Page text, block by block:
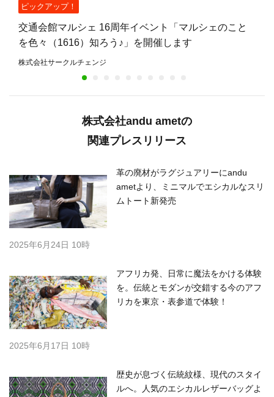
ピックアップ！
交通会館マルシェ 16周年イベント「マルシェのこと
を色々（1616）知ろう♪」を開催します
株式会社サークルチェンジ
株式会社andu ametの
関連プレスリリース
革の廃材がラグジュアリーにandu
ametより、ミニマルでエシカルなスリ
ムトート新発売
2025年6月24日 10時
アフリカ発、日常に魔法をかける体験
を。伝統とモダンが交錯する今のアフ
リカを東京・表参道で体験！
2025年6月17日 10時
歴史が息づく伝統紋様、現代のスタイ
ルへ。人気のエシカルレザーバッグよ